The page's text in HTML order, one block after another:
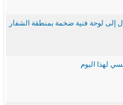
إلى لوحة فنية ضخمة بمنطقة الشفار
لهذا اليوم